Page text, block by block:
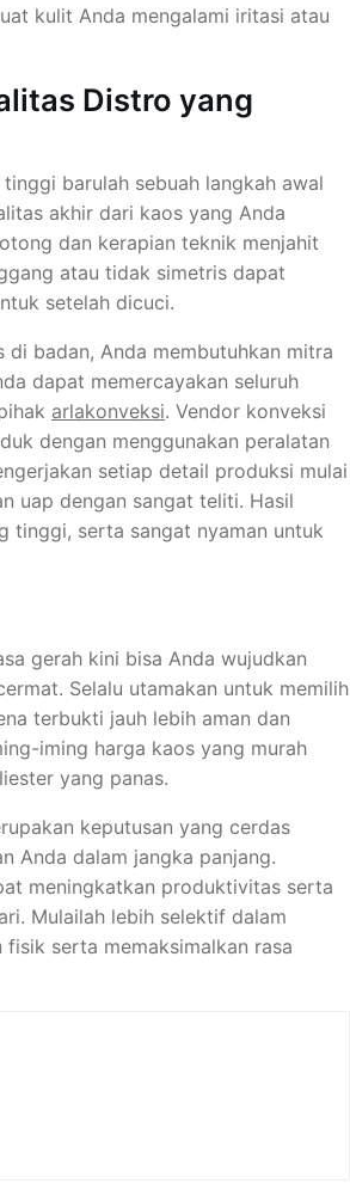
kulit Anda mengalami iritasi atau
Distro yang
barulah sebuah langkah awal
akhir dari kaos yang Anda
dan kerapian teknik menjahit
atau tidak simetris dapat
setelah dicuci.
badan, Anda membutuhkan mitra
dapat memercayakan seluruh
arlakonveksi. Vendor konveksi
dengan menggunakan peralatan
setiap detail produksi mulai
uap dengan sangat teliti. Hasil
tinggi, serta sangat nyaman untuk
gerah kini bisa Anda wujudkan
Selalu utamakan untuk memilih
terbukti jauh lebih aman dan
iming harga kaos yang murah
yang panas.
keputusan yang cerdas
Anda dalam jangka panjang.
meningkatkan produktivitas serta
Mulailah lebih selektif dalam
serta memaksimalkan rasa